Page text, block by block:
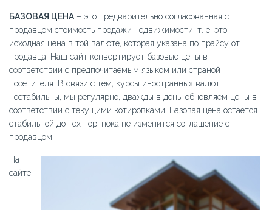
БАЗОВАЯ ЦЕНА – это предварительно согласованная с
продавцом стоимость продажи недвижимости, т. е. это
исходная цена в той валюте, которая указана по прайсу от
продавца. Наш сайт конвертирует базовые цены в
соответствии с предпочитаемым языком или страной
посетителя. В связи с тем, курсы иностранных валют
нестабильны, мы регулярно, дважды в день, обновляем цены в
соответствии с текущими котировками. Базовая цена остается
стабильной до тех пор, пока не изменится соглашение с
продавцом.
На
сайте